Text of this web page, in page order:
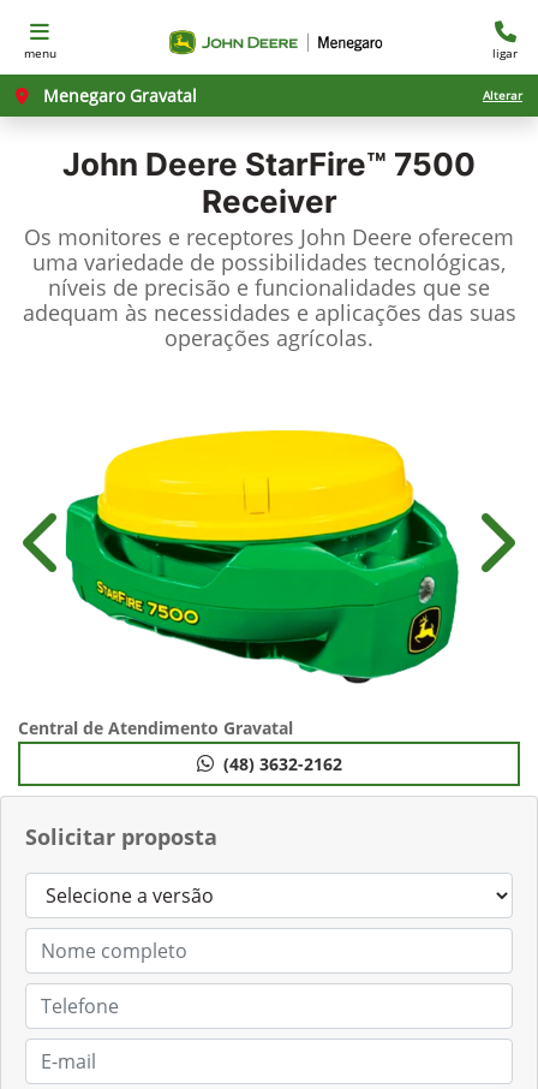
menu ligar
Menegaro Gravatal Alterar
John Deere StarFire™ 7500
Receiver
Os monitores e receptores John Deere oferecem
uma variedade de possibilidades tecnológicas,
níveis de precisão e funcionalidades que se
adequam às necessidades e aplicações das suas
operações agrícolas.
Solicitar proposta
Anterior
Central de Atendimento Gravatal
(48) 3632-2162